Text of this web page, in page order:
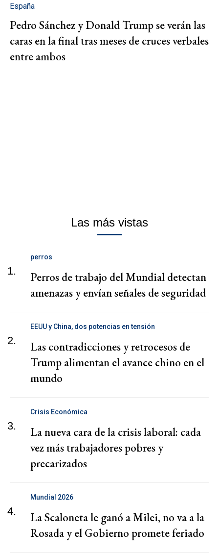
España
Pedro Sánchez y Donald Trump se verán las
caras en la final tras meses de cruces verbales
entre ambos
Las más vistas
1.
perros
Perros de trabajo del Mundial detectan
amenazas y envían señales de seguridad
2.
EEUU y China, dos potencias en tensión
Las contradicciones y retrocesos de
Trump alimentan el avance chino en el
mundo
3.
Crisis Económica
La nueva cara de la crisis laboral: cada
vez más trabajadores pobres y
precarizados
4.
Mundial 2026
La Scaloneta le ganó a Milei, no va a la
Rosada y el Gobierno promete feriado